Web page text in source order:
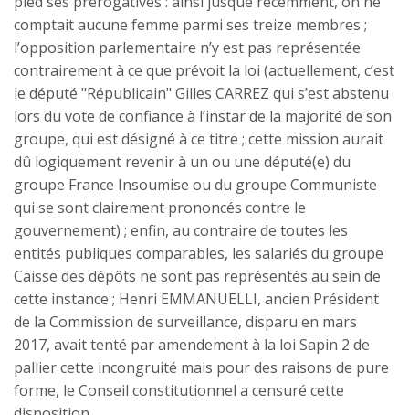
comptait aucune femme parmi ses treize membres ;
l’opposition parlementaire n’y est pas représentée
contrairement à ce que prévoit la loi (actuellement, c’est
le député "Républicain" Gilles CARREZ qui s’est abstenu
lors du vote de confiance à l’instar de la majorité de son
groupe, qui est désigné à ce titre ; cette mission aurait
dû logiquement revenir à un ou une député(e) du
groupe France Insoumise ou du groupe Communiste
qui se sont clairement prononcés contre le
gouvernement) ; enfin, au contraire de toutes les
entités publiques comparables, les salariés du groupe
Caisse des dépôts ne sont pas représentés au sein de
cette instance ; Henri EMMANUELLI, ancien Président
de la Commission de surveillance, disparu en mars
2017, avait tenté par amendement à la loi Sapin 2 de
pallier cette incongruité mais pour des raisons de pure
forme, le Conseil constitutionnel a censuré cette